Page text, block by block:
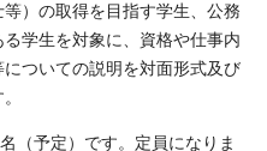
）の取得を目指す学生、公務
学生を対象に、資格や仕事内
ついての説明を対面形式及び
（予定）です。定員になりま